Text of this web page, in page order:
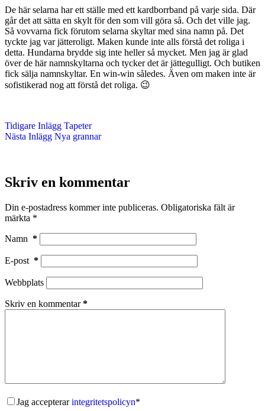
De här selarna har ett ställe med ett kardborrband på varje sida. Där
går det att sätta en skylt för den som vill göra så. Och det ville jag.
Så vovvarna fick förutom selarna skyltar med sina namn på. Det
tyckte jag var jätteroligt. Maken kunde inte alls förstå det roliga i
detta. Hundarna brydde sig inte heller så mycket. Men jag är glad
över de här namnskyltarna och tycker det är jättegulligt. Och butiken
fick sälja namnskyltar. En win-win således. Även om maken inte är
sofistikerad nog att förstå det roliga. 😉
Tidigare Inlägg Tapeter
Nästa Inlägg Nya grannar
Skriv en kommentar
Din e-postadress kommer inte publiceras. Obligatoriska fält är
märkta *
Namn *
E-post *
Webbplats
Skriv en kommentar*
Jag accepterarintegritetspolicyn*